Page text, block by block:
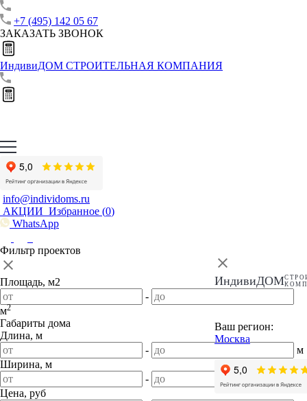
+7 (495) 142 05 67
ЗАКАЗАТЬ ЗВОНОК
ИндивиДОМ СТРОИТЕЛЬНАЯ КОМПАНИЯ
info@individoms.ru
АКЦИИ Избранное (0)
WhatsApp
ИндивиДОМ
Ваш регион:
Москва
Фильтр проектов
Площадь, м2
-
м2
Габариты дома
Длина, м
-
м
Ширина, м
-
Цена, руб